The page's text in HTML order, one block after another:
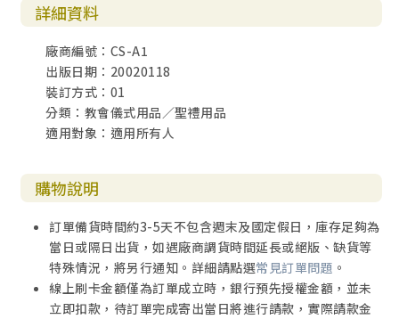
詳細資料
廠商編號：CS-A1
出版日期：20020118
裝訂方式：01
分類：教會儀式用品／聖禮用品
適用對象：適用所有人
購物說明
訂單備貨時間約3-5天不包含週末及國定假日，庫存足夠為
當日或隔日出貨，如遇廠商調貨時間延長或絕版、缺貨等
特殊情況，將另行通知。詳細請點選常見訂單問題 。
線上刷卡金額僅為訂單成立時，銀行預先授權金額，並未
立即扣款，待訂單完成寄出當日將進行請款，實際請款金